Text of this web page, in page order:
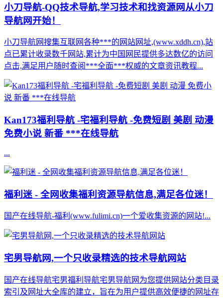
小刀导航-QQ技术导航,学习技术和找资源网从小刀
导航网开始！
小刀导航网搜集互联网各种***的网站网址,(www.xddh.cn),站
点已累计收录数千网站,累计为中国网民提供多达数亿的访问
点击,满足用户随时查阅***全面***权威的文章资讯教程...
Kan173福利导航 -宅福利导航 -免费短剧 美剧 动漫
免费小说 新番 ***在线导航
...
福利迷 - 全网收集福利资源导航信息,满足各位迷！
国产在线导航-福利(www.fulimi.cn)一个爱收集资源的网站!...
宅男导航网,一个只收录精选的技术导航网站
国产在线导航宅男福利导航宅男导航网为您提供网站分类目录
索引及网址大全库的建立，旨在为用户提供高效便捷的网址存